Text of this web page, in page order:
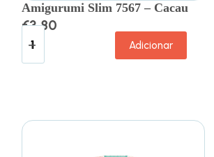
Amigurumi Slim 7567 – Cacau
€3.80
Adicionar